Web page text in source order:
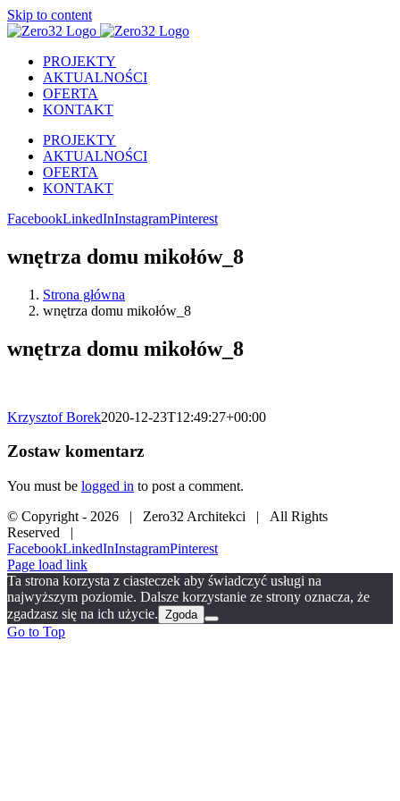
Skip to content
PROJEKTY
AKTUALNOŚCI
OFERTA
KONTAKT
PROJEKTY
AKTUALNOŚCI
OFERTA
KONTAKT
FacebookLinkedInInstagramPinterest
wnętrza domu mikołów_8
Strona główna
wnętrza domu mikołów_8
wnętrza domu mikołów_8
Krzysztof Borek2020-12-23T12:49:27+00:00
Zostaw komentarz
You must be logged in to post a comment.
© Copyright - 2026 | Zero32 Architekci | All Rights
Reserved |
FacebookLinkedInInstagramPinterest
Page load link
Ta strona korzysta z ciasteczek aby świadczyć usługi na
najwyższym poziomie. Dalsze korzystanie ze strony oznacza, że
zgadzasz się na ich użycie. Zgoda
Go to Top